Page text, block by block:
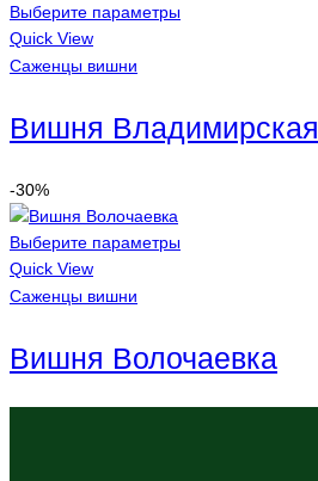
Выберите параметры
Quick View
Саженцы вишни
Вишня Владимирская
-30%
Выберите параметры
Quick View
Саженцы вишни
Вишня Волочаевка